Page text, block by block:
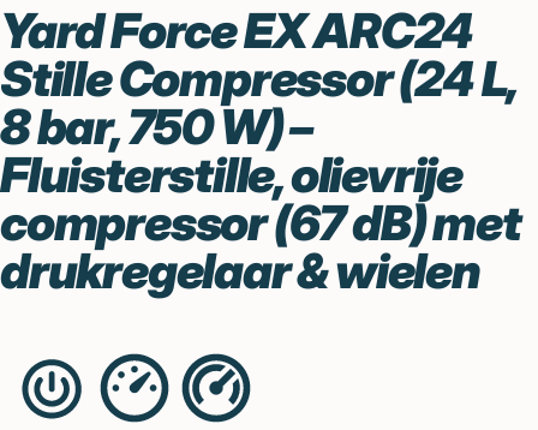
Yard Force EX ARC24
Stille Compressor (24 L,
8 bar, 750 W) –
Fluisterstille, olievrije
compressor (67 dB) met
drukregelaar & wielen